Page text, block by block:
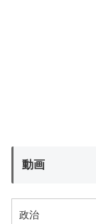
動画
政治